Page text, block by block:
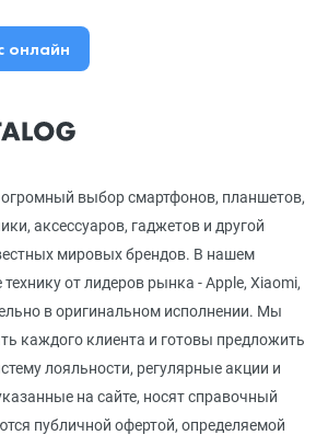
огромный выбор смартфонов, планшетов,
аксессуаров, гаджетов и другой
мировых брендов. В нашем
от лидеров рынка - Apple, Xiaomi,
в оригинальном исполнении. Мы
каждого клиента и готовы предложить
лояльности, регулярные акции и
на сайте, носят справочный
публичной офертой, определяемой
онлайн